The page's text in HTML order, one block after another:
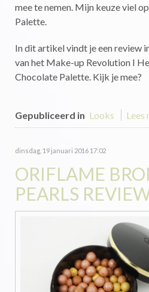
mee te nemen. Mijn keuze viel
Palette.
In dit artikel vindt je een review
van het Make-up Revolution I
Chocolate Palette. Kijk je mee?
Gepubliceerd in Looks Lees
dinsdag, 19 januari 2016 17:02
ORIFLAME
PEARLS